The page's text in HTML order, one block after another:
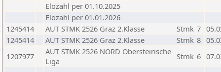
Elozahl per 01.10.2025
Elozahl per 01.01.2026
1245414
AUT STMK 2526 Graz 2.Klasse Stmk 7
1245414
AUT STMK 2526 Graz 2.Klasse Stmk 8
1207977
AUT STMK 2526 NORD Obersteirische
Liga
Stmk 6